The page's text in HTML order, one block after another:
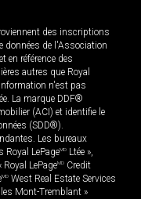
des inscriptions
données de l'Association
en référence des
autres que Royal
n'est pas
La marque DDF®
(ACI) et identifie le
(SDD®).
Les bureaux
LePageMD Ltée »,
Royal LePageMD Credit
MD West Real Estate Services
Mont-Tremblant »